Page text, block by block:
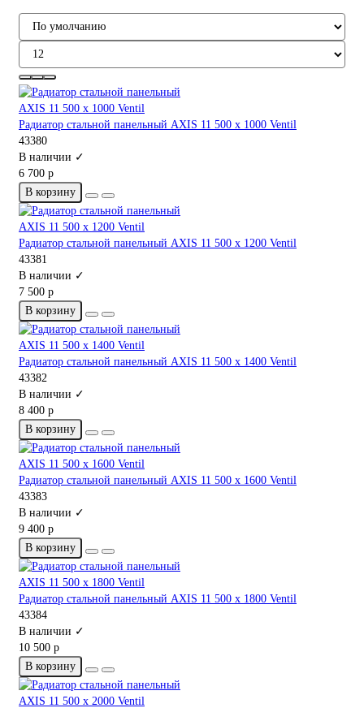
Радиатор стальной панельный AXIS 11 500 x 1000 Ventil
43380
В наличии ✓
6 700 р
В корзину
Радиатор стальной панельный AXIS 11 500 x 1200 Ventil
43381
В наличии ✓
7 500 р
В корзину
Радиатор стальной панельный AXIS 11 500 x 1400 Ventil
43382
В наличии ✓
8 400 р
В корзину
Радиатор стальной панельный AXIS 11 500 x 1600 Ventil
43383
В наличии ✓
9 400 р
В корзину
Радиатор стальной панельный AXIS 11 500 x 1800 Ventil
43384
В наличии ✓
10 500 р
В корзину